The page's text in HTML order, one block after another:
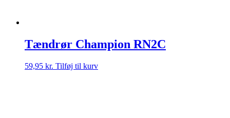
Tændrør Champion RN2C
59,95 kr. Tilføj til kurv